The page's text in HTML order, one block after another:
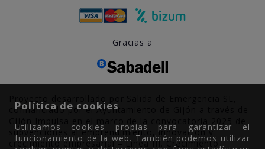
Gracias a
cofinanciado por el Ayuntamiento de Gijón a través de
Gijón Impulsa en el marco de la convocatoria 2025 de
subvenciones al emprendimiento, innovación y
crecimiento empresarial – Línea III. Crecimiento
Política de cookies
Utilizamos cookies propias para garantizar el
funcionamiento de la web. También podemos utilizar